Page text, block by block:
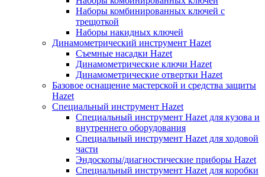
Наборы комбинированных ключей с
трещоткой
Наборы накидных ключей
Динамометрический инструмент Hazet
Съемные насадки Hazet
Динамометрические ключи Hazet
Динамометрические отвертки Hazet
Базовое оснащение мастерской и средства защиты
Hazet
Специальный инструмент Hazet
Специальный инструмент Hazet для кузова и
внутреннего оборудования
Специальный инструмент Hazet для ходовой
части
Эндоскопы/диагностические приборы Hazet
Специальный инструмент Hazet для коробки